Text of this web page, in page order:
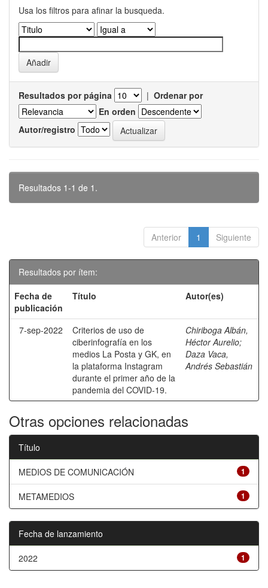
Usa los filtros para afinar la busqueda.
Resultados por página | Ordenar por
En orden
Autor/registro
Resultados 1-1 de 1.
Anterior 1 Siguiente
Resultados por ítem:
Fecha de
publicación
Título Autor(es)
7-sep-2022
Criterios de uso de
ciberinfografía en los
medios La Posta y GK, en
la plataforma Instagram
durante el primer año de la
pandemia del COVID-19.
Chiriboga Albán,
Héctor Aurelio;
Daza Vaca,
Andrés Sebastián
Otras opciones relacionadas
Título
1
MEDIOS DE COMUNICACIÓN
1
METAMEDIOS
Fecha de lanzamiento
1
2022